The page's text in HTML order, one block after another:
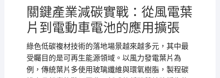
關鍵產業減碳實戰：從風電葉
片到電動車電池的應用擴張
綠色低碳複材技術的落地場景越來越多元，其中最
受矚目的是可再生能源領域。以風力發電葉片為
例，傳統葉片多使用玻璃纖維與環氧樹脂，製程碳